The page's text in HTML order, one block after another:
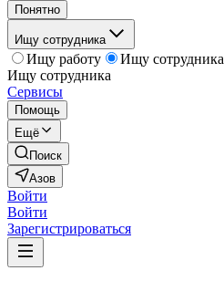
Понятно
Ищу сотрудника
Ищу работу
Ищу сотрудника
Ищу сотрудника
Сервисы
Помощь
Ещё
Поиск
Азов
Войти
Войти
Зарегистрироваться